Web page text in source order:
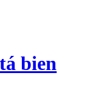
bien